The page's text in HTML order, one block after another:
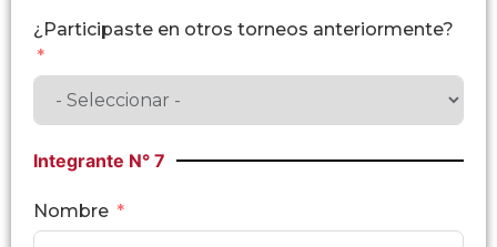
¿Participaste en otros torneos anteriormente?
Integrante N° 7
Nombre